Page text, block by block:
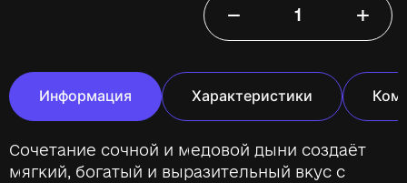
− +
Информация Характеристики
Сочетание сочной и медовой дыни создаёт
мягкий, богатый и выразительный вкус с